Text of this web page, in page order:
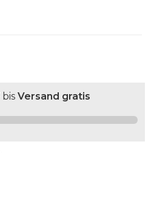
bis Versand gratis